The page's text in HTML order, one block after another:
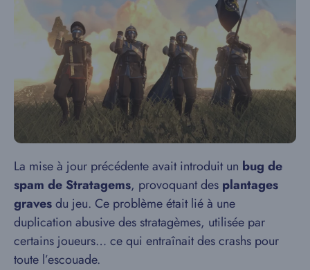
La mise à jour précédente avait introduit un bug de
spam de Stratagems, provoquant des plantages
gravesdu jeu. Ce problème était lié à une
duplication abusive des stratagèmes, utilisée par
certains joueurs… ce qui entraînait des crashs pour
toute l’escouade.